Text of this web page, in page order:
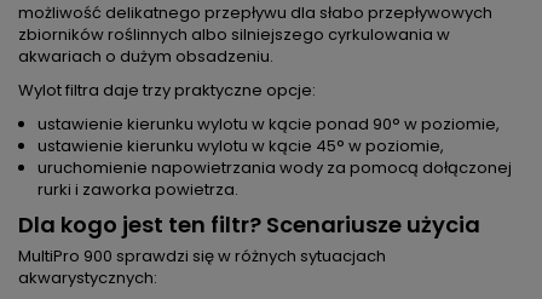
możliwość delikatnego przepływu dla słabo przepływowych
zbiorników roślinnych albo silniejszego cyrkulowania w
akwariach o dużym obsadzeniu.
Wylot filtra daje trzy praktyczne opcje:
ustawienie kierunku wylotu w kącie ponad 90° w poziomie,
ustawienie kierunku wylotu w kącie 45° w poziomie,
uruchomienie napowietrzania wody za pomocą dołączonej
rurki i zaworka powietrza.
Dla kogo jest ten filtr? Scenariusze użycia
MultiPro 900 sprawdzi się w różnych sytuacjach
akwarystycznych: